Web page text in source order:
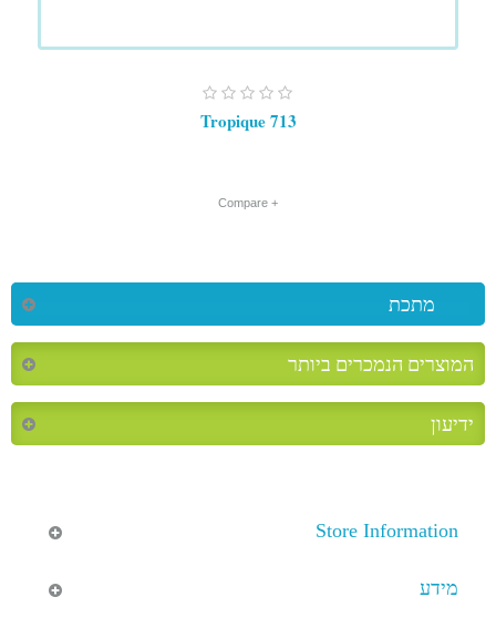
Tropique 713
+ Compare
מתכת
המוצרים הנמכרים ביותר
ידיעון
Store Information
מידע